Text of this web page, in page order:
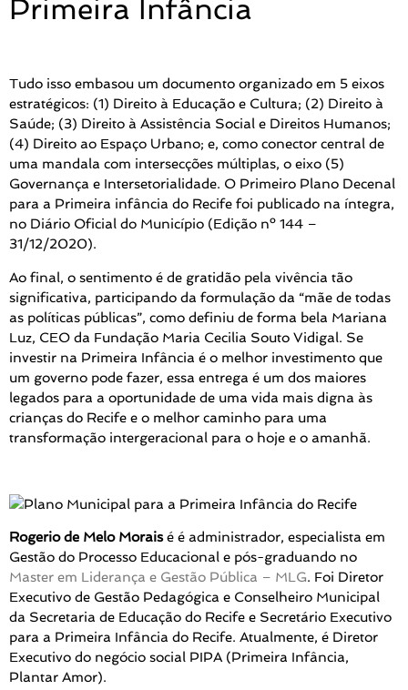
Primeira Infância
Tudo isso embasou um documento organizado em 5 eixos
estratégicos: (1) Direito à Educação e Cultura; (2) Direito à
Saúde; (3) Direito à Assistência Social e Direitos Humanos;
(4) Direito ao Espaço Urbano; e, como conector central de
uma mandala com intersecções múltiplas, o eixo (5)
Governança e Intersetorialidade. O Primeiro Plano Decenal
para a Primeira infância do Recife foi publicado na íntegra,
no Diário Oficial do Município (Edição nº 144 –
31/12/2020).
Ao final, o sentimento é de gratidão pela vivência tão
significativa, participando da formulação da “mãe de todas
as políticas públicas”, como definiu de forma bela Mariana
Luz, CEO da Fundação Maria Cecilia Souto Vidigal. Se
investir na Primeira Infância é o melhor investimento que
um governo pode fazer, essa entrega é um dos maiores
legados para a oportunidade de uma vida mais digna às
crianças do Recife e o melhor caminho para uma
transformação intergeracional para o hoje e o amanhã.
Rogerio de Melo Moraisé é administrador, especialista em
Gestão do Processo Educacional e pós-graduando no
Master em Liderança e Gestão Pública – MLG. Foi Diretor
Executivo de Gestão Pedagógica e Conselheiro Municipal
da Secretaria de Educação do Recife e Secretário Executivo
para a Primeira Infância do Recife. Atualmente, é Diretor
Executivo do negócio social PIPA (Primeira Infância,
Plantar Amor).